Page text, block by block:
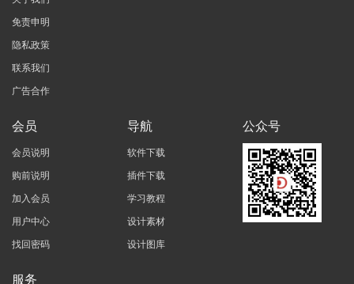
免责申明
隐私政策
联系我们
广告合作
会员
会员说明
购前说明
加入会员
用户中心
找回密码
导航
软件下载
插件下载
学习教程
设计素材
设计图库
公众号
服务